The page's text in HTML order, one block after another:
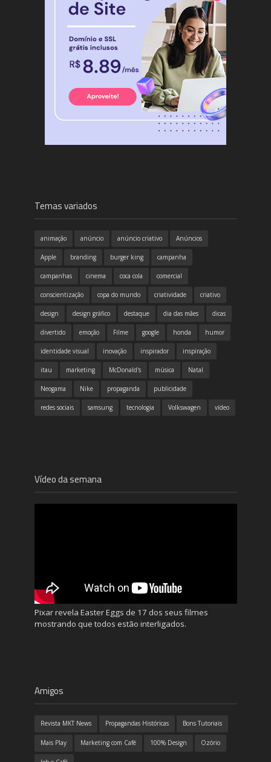
Temas variados
animação anúncio anúncio criativo Anúncios
Apple branding burger king campanha
campanhas cinema coca cola comercial
conscientização copa do mundo criatividade criativo
design design gráfico destaque dia das mães dicas
divertido emoção Filme google honda humor
identidade visual inovação inspirador inspiração
itau marketing McDonald's música Natal
Neogama Nike propaganda publicidade
redes sociais samsung tecnologia Volkswagen vídeo
Vídeo da semana
Pixar revela Easter Eggs de 17 dos seus filmes
mostrando que todos estão interligados.
Amigos
Revista MKT News Propagandas Históricas Bons Tutoriais
Mais Play Marketing com Café 100% Design Ozório